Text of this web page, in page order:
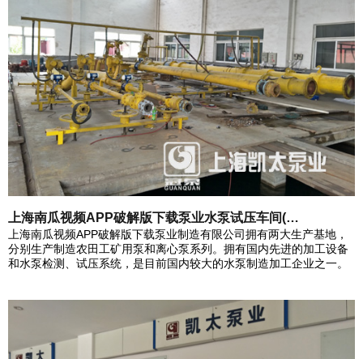
上海南瓜视频APP破解版下载泵业水泵试压车间(…
上海南瓜视频APP破解版下载泵业制造有限公司拥有两大生产基地，
分别生产制造农田工矿用泵和离心泵系列。拥有国内先进的加工设备
和水泵检测、试压系统，是目前国内较大的水泵制造加工企业之一。